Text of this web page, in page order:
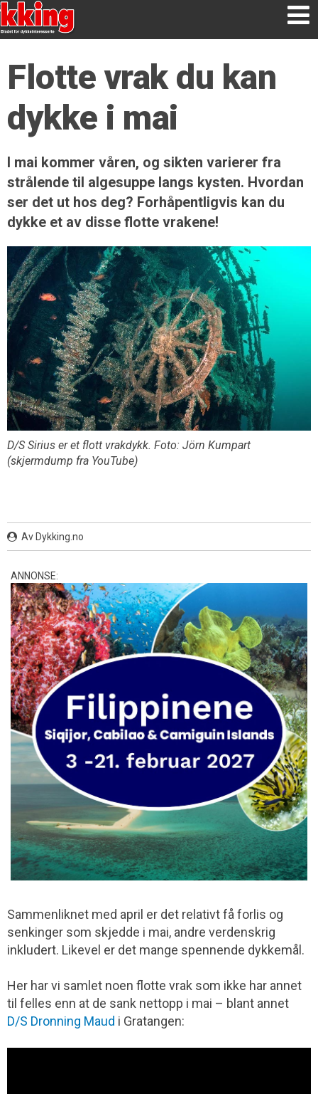
Flotte vrak du kan
dykke i mai
I mai kommer våren, og sikten varierer fra
strålende til algesuppe langs kysten. Hvordan
ser det ut hos deg? Forhåpentligvis kan du
dykke et av disse flotte vrakene!
D/S Sirius er et flott vrakdykk. Foto: Jörn Kumpart
(skjermdump fra YouTube)
Av Dykking.no
ANNONSE:
Sammenliknet med april er det relativt få forlis og
senkinger som skjedde i mai, andre verdenskrig
inkludert. Likevel er det mange spennende dykkemål.
Her har vi samlet noen flotte vrak som ikke har annet
til felles enn at de sank nettopp i mai – blant annet
D/S Dronning Maud i Gratangen: